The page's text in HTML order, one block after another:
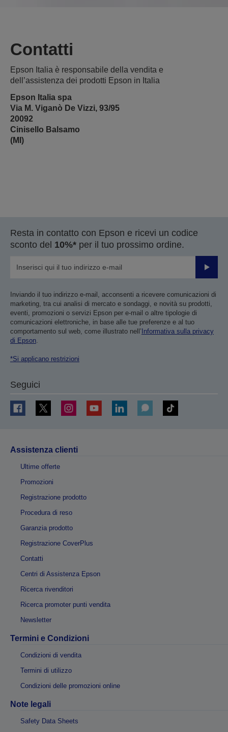
Contatti
Epson Italia è responsabile della vendita e
dell’assistenza dei prodotti Epson in Italia
Epson Italia spa
Via M. Viganò De Vizzi, 93/95
20092
Cinisello Balsamo
(MI)
Resta in contatto con Epson e ricevi un codice
sconto del 10%* per il tuo prossimo ordine.
Invia
Inviando il tuo indirizzo e-mail, acconsenti a ricevere comunicazioni di
marketing, tra cui analisi di mercato e sondaggi, e novità su prodotti,
eventi, promozioni o servizi Epson per e-mail o altre tipologie di
comunicazioni elettroniche, in base alle tue preferenze e al tuo
comportamento sul web, come illustrato nell’ Informativa sulla privacy
di Epson.
*Si applicano restrizioni
Seguici
Assistenza clienti
Ultime offerte
Promozioni
Registrazione prodotto
Procedura di reso
Garanzia prodotto
Registrazione CoverPlus
Contatti
Centri di Assistenza Epson
Ricerca rivenditori
Ricerca promoter punti vendita
Newsletter
Termini e Condizioni
Condizioni di vendita
Termini di utilizzo
Condizioni delle promozioni online
Note legali
Safety Data Sheets